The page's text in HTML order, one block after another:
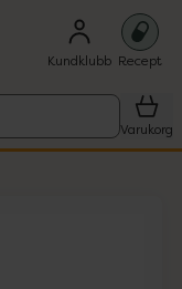
Kundklubb Recept
Varukorg